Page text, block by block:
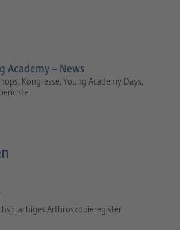
Academy – News
Kongresse, Young Academy Days,
Arthroskopieregister